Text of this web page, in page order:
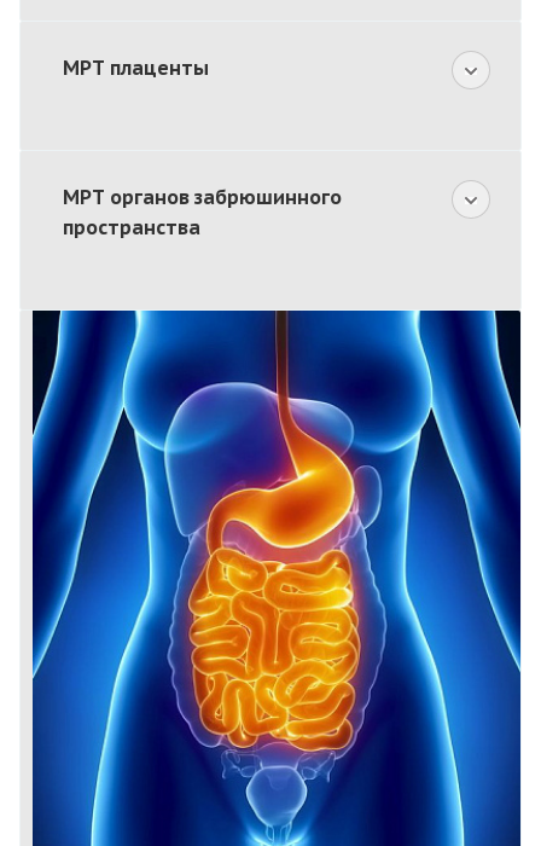
МРТ плаценты
МРТ органов забрюшинного
пространства